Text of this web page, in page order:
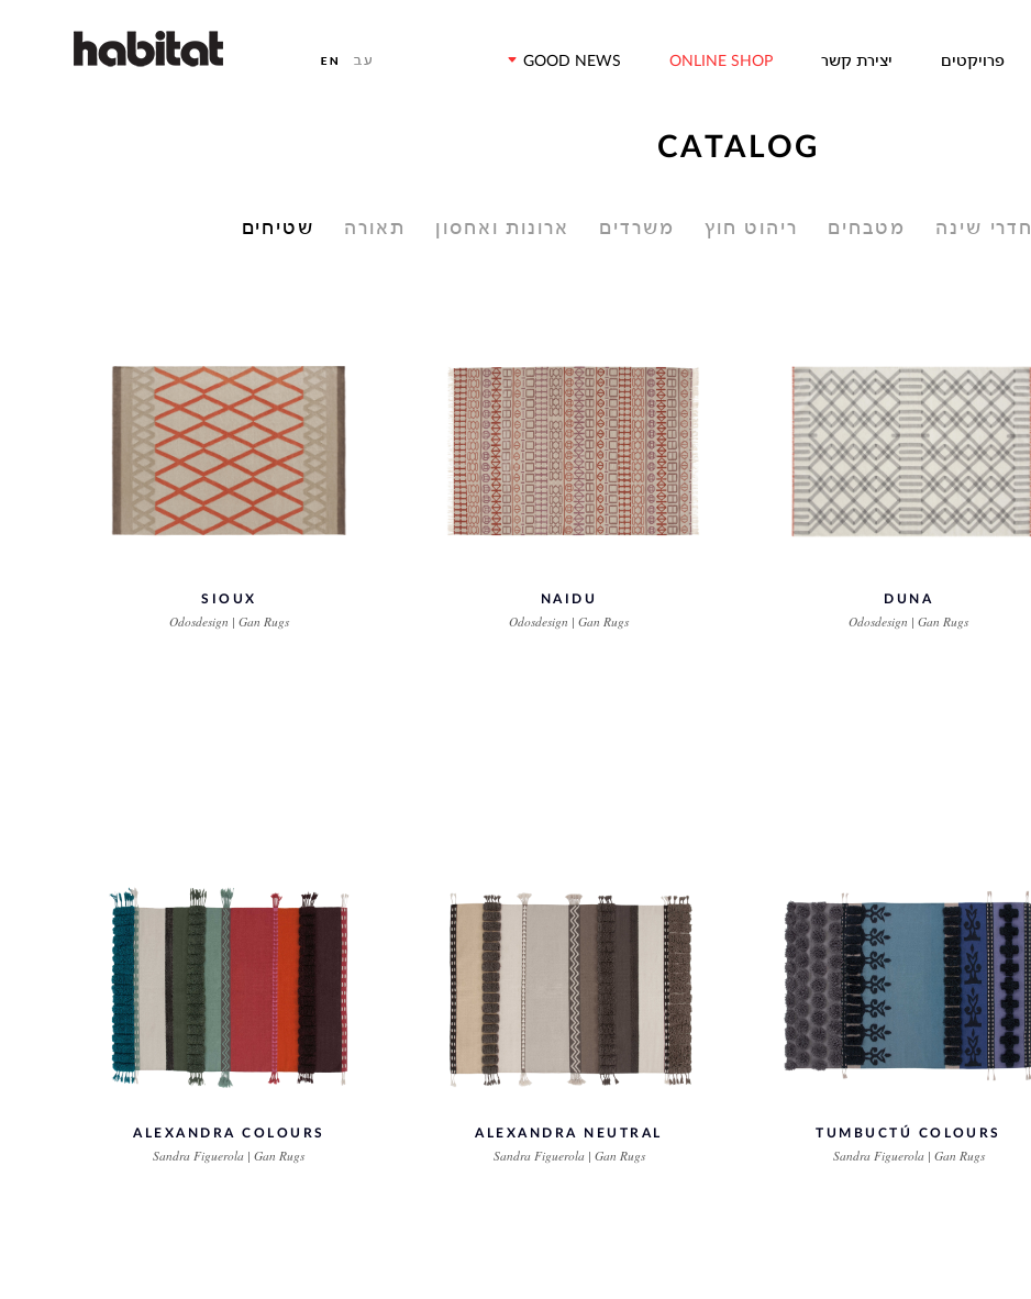
פרויקטים יצירת קשר ONLINE SHOP
GOOD NEWS
CATALOG
חדרי שינה מטבחים ריהוט חוץ משרדים ארונות ואחסון תאורה שטיחים
DUNA
Odosdesign | Gan Rugs
NAIDU
Odosdesign | Gan Rugs
SIOUX
Odosdesign | Gan Rugs
TUMBUCTÚ COLOURS
Sandra Figuerola | Gan Rugs
ALEXANDRA NEUTRAL
Sandra Figuerola | Gan Rugs
ALEXANDRA COLOURS
Sandra Figuerola | Gan Rugs